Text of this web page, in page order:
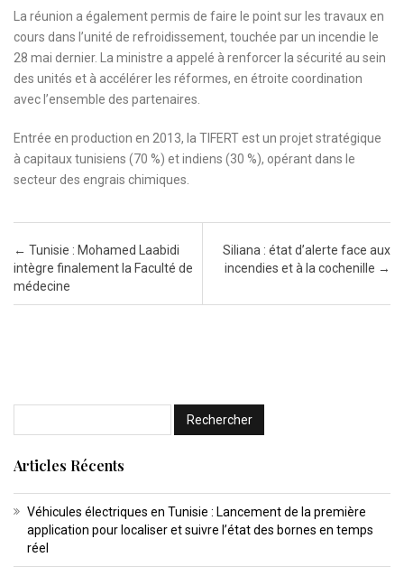
La réunion a également permis de faire le point sur les travaux en
cours dans l’unité de refroidissement, touchée par un incendie le
28 mai dernier. La ministre a appelé à renforcer la sécurité au sein
des unités et à accélérer les réformes, en étroite coordination
avec l’ensemble des partenaires.
Entrée en production en 2013, la TIFERT est un projet stratégique
à capitaux tunisiens (70 %) et indiens (30 %), opérant dans le
secteur des engrais chimiques.
Post navigation
← Tunisie : Mohamed Laabidi
intègre finalement la Faculté de
médecine
Siliana : état d’alerte face aux
incendies et à la cochenille →
Articles Récents
Véhicules électriques en Tunisie : Lancement de la première
application pour localiser et suivre l’état des bornes en temps
réel